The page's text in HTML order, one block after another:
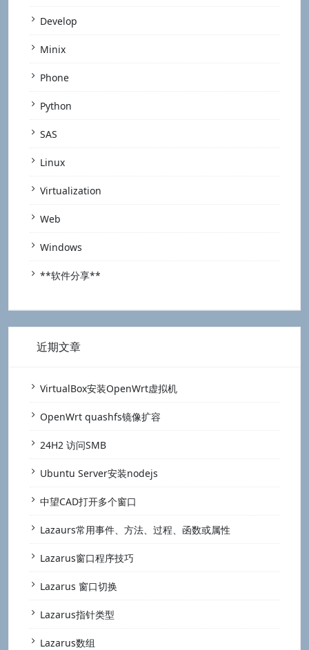
Develop
Minix
Phone
Python
SAS
Linux
Virtualization
Web
Windows
**软件分享**
近期文章
VirtualBox安装OpenWrt虚拟机
OpenWrt quashfs镜像扩容
24H2 访问SMB
Ubuntu Server安装nodejs
中望CAD打开多个窗口
Lazaurs常用事件、方法、过程、函数或属性
Lazarus窗口程序技巧
Lazarus 窗口切换
Lazarus指针类型
Lazarus数组